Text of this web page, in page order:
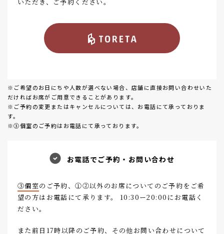
※ご希望のお日にちや人数が選べない場合、店舗に直接お問い合わせいた
だければお席がご用意できることがあります。
※ご予約の変更またはキャンセルについては、お電話にて承っておりま
す。
※③個室のご予約はお電話にて承っております。
お電話でご予約・お問い合わせ
③個室のご予約、①②以外のお席についてのご予約をご希
望の方はお電話にて承ります。 10:30ー20:00にお電話く
ださい。
また前日17時以降のご予約、その他お問い合わせについて